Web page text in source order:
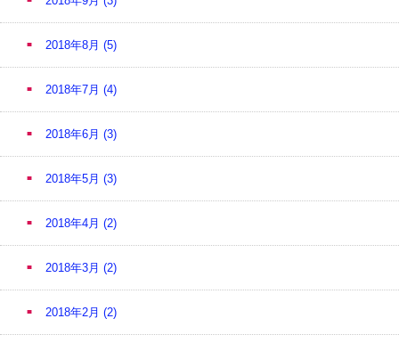
2018年8月 (5)
2018年7月 (4)
2018年6月 (3)
2018年5月 (3)
2018年4月 (2)
2018年3月 (2)
2018年2月 (2)